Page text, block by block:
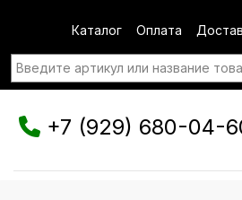
Каталог Оплата
+7 (929) 680-04-